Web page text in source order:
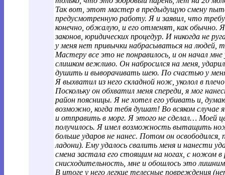
Так вот, этот мастер в предыдущую смену
предусмотренную работу. Я и заявил, что
конечно, обжалую, и его отменят, как обычно.
законов, юридических процедур. И никогда не
у меня нет привычки набрасываться на людей,
Мастеру все это не понравилось, и он начал
слишком вежливо. Он набросился на меня,
душить и выворачивать шею. По счастью у
Я выхватил из него складной нож, уколол в
Поскольку он обхватил меня спереди, я мог
район поясницы. Я не хотел его убивать и,
возможно, когда тебя душат! Во всяком случае
и отправить в морг. Я этого не сделал… Моей
получилось. Я имел возможность вытащить
больше ударов не нанес. Потом он
ладони). Ему удалось свалить меня и нанести
смена застала его стоящим на ногах, с ножом в
снисходительность, мне и обошлось это
В итоге у него легкие телесные повреждения